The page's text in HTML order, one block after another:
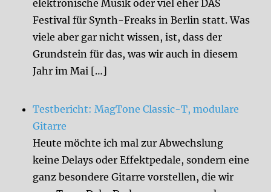
elektronische Musik oder viel eher DAS
Festival für Synth-Freaks in Berlin statt. Was
viele aber gar nicht wissen, ist, dass der
Grundstein für das, was wir auch in diesem
Jahr im Mai […]
Testbericht: MagTone Classic-T, modulare
Gitarre
Heute möchte ich mal zur Abwechslung
keine Delays oder Effektpedale, sondern eine
ganz besondere Gitarre vorstellen, die wir